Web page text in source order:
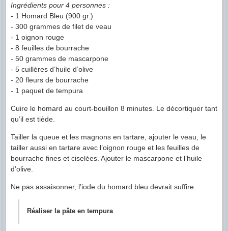
Ingrédients pour 4 personnes :
- 1 Homard Bleu (900 gr.)
- 300 grammes de filet de veau
- 1 oignon rouge
- 8 feuilles de bourrache
- 50 grammes de mascarpone
- 5 cuillères d’huile d’olive
- 20 fleurs de bourrache
- 1 paquet de tempura
Cuire le homard au court-bouillon 8 minutes. Le décortiquer tant
qu’il est tiède.
Tailler la queue et les magnons en tartare, ajouter le veau, le
tailler aussi en tartare avec l’oignon rouge et les feuilles de
bourrache fines et ciselées. Ajouter le mascarpone et l’huile
d’olive.
Ne pas assaisonner, l’iode du homard bleu devrait suffire.
Réaliser la pâte en tempura